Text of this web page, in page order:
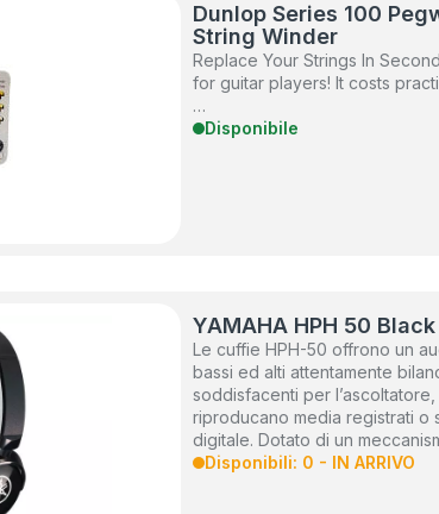
Dunlop Series 100
String Winder
Replace Your Strings In
for guitar players! It costs
…
Disponibile
YAMAHA HPH 50 Black
Le cuffie HPH-50 offrono un
bassi ed alti attentamente
soddisfacenti per l’ascoltatore,
riproducano media registrati o
digitale. Dotato di un
Disponibili: 0 - IN ARRIVO